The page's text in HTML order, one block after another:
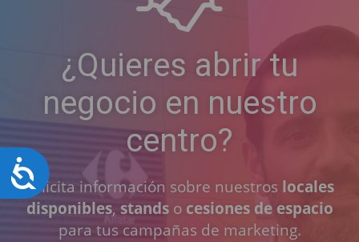
Accesibilidad
¿Quieres abrir tu
negocio en nuestro
centro?
Solicita información sobre nuestros locales
disponibles, standso cesiones de espacio
para tus campañas de marketing.